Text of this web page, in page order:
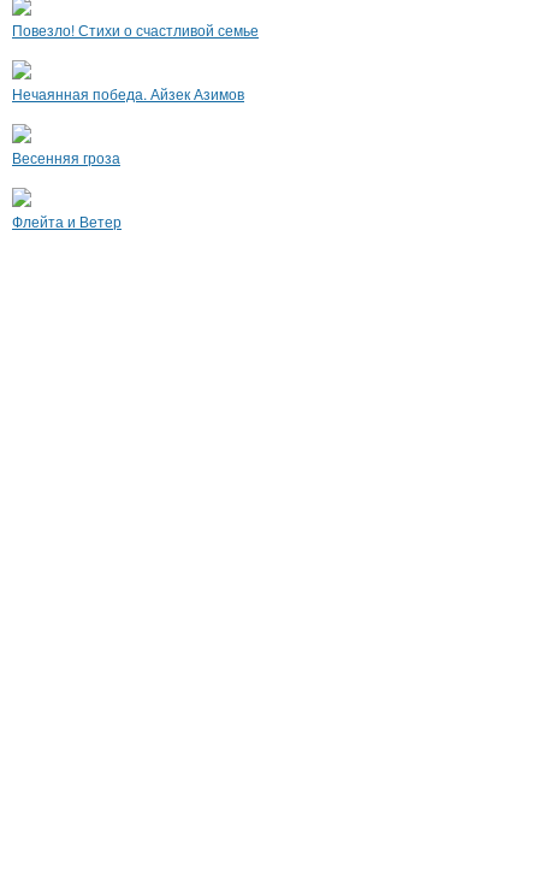
Повезло! Стихи о счастливой семье
Нечаянная победа. Айзек Азимов
Весенняя гроза
Флейта и Ветер